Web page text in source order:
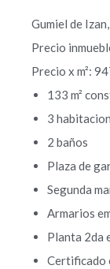
Gumiel de
Precio
Precio x m²:
133 m²
3
2 baños
Plaza de
Segunda
Armarios
Planta 2da
Certificado